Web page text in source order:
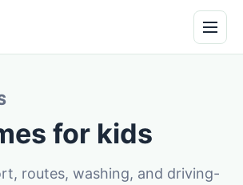
for kids
routes, washing, and driving-